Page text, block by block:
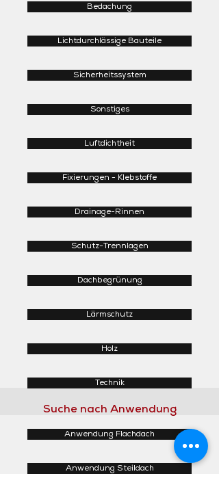
Bedachung
Lichtdurchlässige Bauteile
Sicherheitssystem
Sonstiges
Luftdichtheit
Fixierungen - Klebstoffe
Drainage-Rinnen
Schutz-Trennlagen
Dachbegrünung
Lärmschutz
Holz
Technik
Suche nach Anwendung
Anwendung Flachdach
Anwendung Steildach